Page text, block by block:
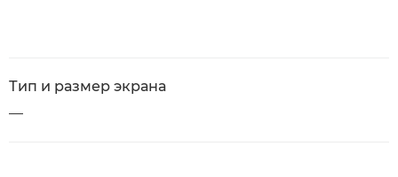
Тип и размер экрана
—